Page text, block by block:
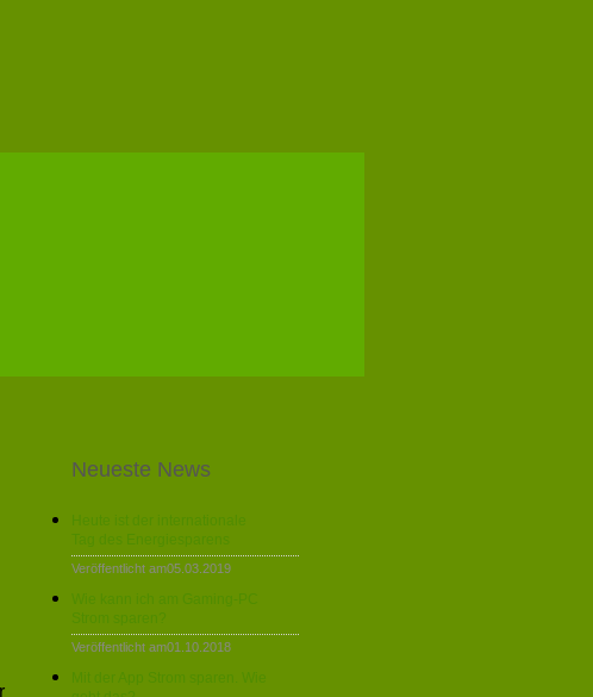
Neueste News
Tag des Energiesparens
Veröffentlicht am05.03.2019
Strom sparen?
Veröffentlicht am01.10.2018
Mit der App Strom sparen. Wie